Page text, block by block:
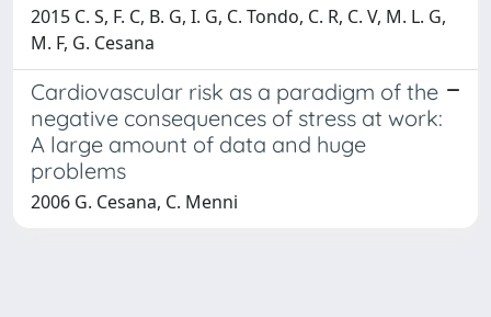
2015 C. S, F. C, B. G, I. G, C. Tondo, C. R, C. V, M. L. G,
M. F, G. Cesana
Cardiovascular risk as a paradigm of the
negative consequences of stress at work:
A large amount of data and huge
problems
2006 G. Cesana, C. Menni